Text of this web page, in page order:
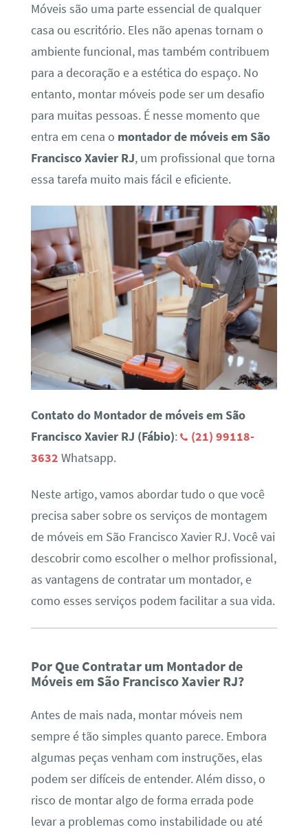
Móveis são uma parte essencial de qualquer
casa ou escritório. Eles não apenas tornam o
ambiente funcional, mas também contribuem
para a decoração e a estética do espaço. No
entanto, montar móveis pode ser um desafio
para muitas pessoas. É nesse momento que
entra em cena o montador de móveis em São
Francisco Xavier RJ, um profissional que torna
essa tarefa muito mais fácil e eficiente.
Contato do Montador de móveis em São
Francisco Xavier RJ (Fábio):
(21) 99118-
3632 Whatsapp.
Neste artigo, vamos abordar tudo o que você
precisa saber sobre os serviços de montagem
de móveis em São Francisco Xavier RJ. Você vai
descobrir como escolher o melhor profissional,
as vantagens de contratar um montador, e
como esses serviços podem facilitar a sua vida.
Por Que Contratar um Montador de
Móveis em São Francisco Xavier RJ?
Antes de mais nada, montar móveis nem
sempre é tão simples quanto parece. Embora
algumas peças venham com instruções, elas
podem ser difíceis de entender. Além disso, o
risco de montar algo de forma errada pode
levar a problemas como instabilidade ou até